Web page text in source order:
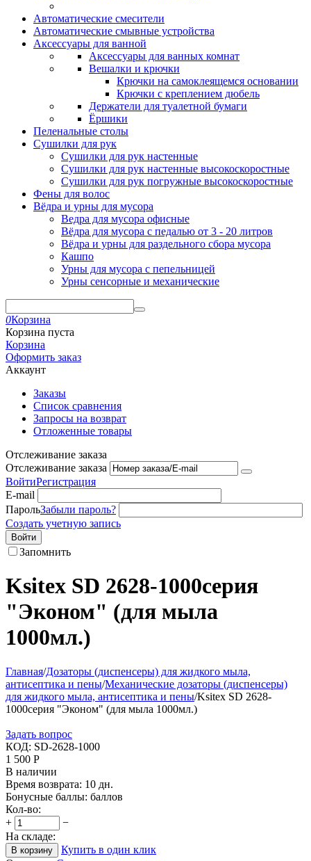
Автоматические смесители
Автоматические смывные устройства
Аксессуары для ванной
Аксессуары для ванных комнат
Вешалки и крючки
Крючки на самоклеящемся основании
Крючки с креплением дюбель
Держатели для туалетной бумаги
Ёршики
Пеленальные столы
Сушилки для рук
Сушилки для рук настенные
Сушилки для рук настенные высокоскоростные
Сушилки для рук погружные высокоскоростные
Фены для волос
Вёдра и урны для мусора
Ведра для мусора офисные
Вёдра для мусора с педалью от 3 - 20 литров
Вёдра и урны для раздельного сбора мусора
Кашпо
Урны для мусора с пепельницей
Урны сенсорные и механические
0Корзина
Корзина пуста
Корзина
Оформить заказ
Аккаунт
Заказы
Список сравнения
Запросы на возврат
Отложенные товары
Отслеживание заказа
Отслеживание заказа
ВойтиРегистрация
E-mail
ПарольЗабыли пароль?
Создать учетную запись
Войти
Запомнить
Ksitex SD 2628-1000серия
"Эконом" (для мыла
1000мл.)
Главная/Дозаторы (диспенсеры) для жидкого мыла,
антисептика и пены/Механические дозаторы (диспенсеры)
для жидкого мыла, антисептика и пены/Ksitex SD 2628-
1000серия "Эконом" (для мыла 1000мл.)
Задать вопрос
КОД: SD-2628-1000
1 500 Р
В наличии
Время возврата: 10 дн.
Бонусные баллы: баллов
Кол-во:
+
−
На складе:
В корзину
Купить в один клик